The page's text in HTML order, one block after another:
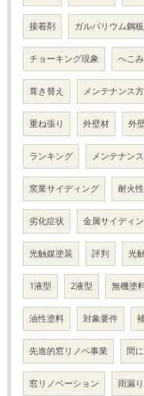
接着剤 ガルバリウム鋼板
チョーキング現象 へこみ
葺き替え メンテナンス
重ね張り 外壁材 外
ランキング メンテナン
窯業サイディング 耐火性
劣化症状 金属サイディ
光触媒塗装 評判 光
1液型 2液型 無機塗
油性塗料 対象要件
先進的窓リノベ事業 間
窓リノベーション 雨漏り